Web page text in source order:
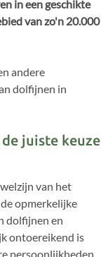
in een geschikte
van zo'n 20.000
andere
dolfijnen in
juiste keuze
van het
opmerkelijke
dolfijnen en
ontoereikend is
persoonlijkheden.